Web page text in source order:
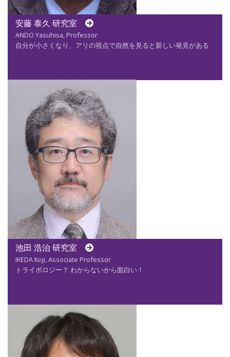
安藤 泰久 研究室
ANDO Yasuhisa, Professor
自分が小さくなり、アリの視点で自然を見ると新しい発見がある
池田 浩治 研究室
IKEDA Koji, Associate Professor
トライボロジー？ わからないから面白い！